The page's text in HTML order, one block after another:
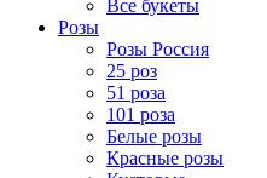
Все букеты
Розы
Розы Россия
25 роз
51 роза
101 роза
Белые розы
Красные розы